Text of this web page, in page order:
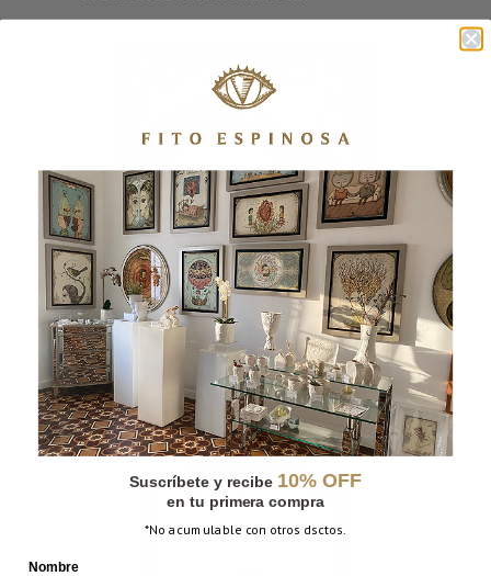
LA PROTECCIÓN
Suscríbete y recibe 10% OFF
en tu primera compra
*No acumulable con otros dsctos.
Nombre